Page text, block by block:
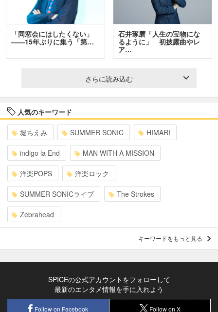
「同窓会にはしたくない」
――15年ぶりに集う「第…
石井琢磨「人生の宝物にな
るように」 初披露曲やレ
ア…
さらに読み込む
人気のキーワード
堀ちえみ SUMMER SONIC HIMARI
indigo la End MAN WITH A MISSION
洋楽POPS 洋楽ロック
SUMMER SONICライブ The Strokes
Zebrahead
キーワードをもっと見る
SPICEの公式アカウントをフォローして
最新のエンタメ情報を手に入れよう
Follow on Facebook Follow on X